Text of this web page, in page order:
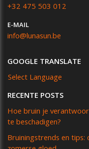
+32 475 503 012
E-MAIL
info@lunasun.be
GOOGLE TRANSLATE
Select Language
RECENTE POSTS
Hoe bruin je
te beschadigen?
Bruiningstrends en tips: